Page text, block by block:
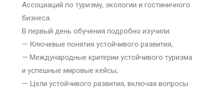
Ассоциаций по туризму, экологии и гостиничного
бизнеса.
В первый день обучения подробно изучили:
— Ключевые понятия устойчивого развития;
— Международные критерии устойчивого туризма
и успешные мировые кейсы;
— Цели устойчивого развития, включая вопросы